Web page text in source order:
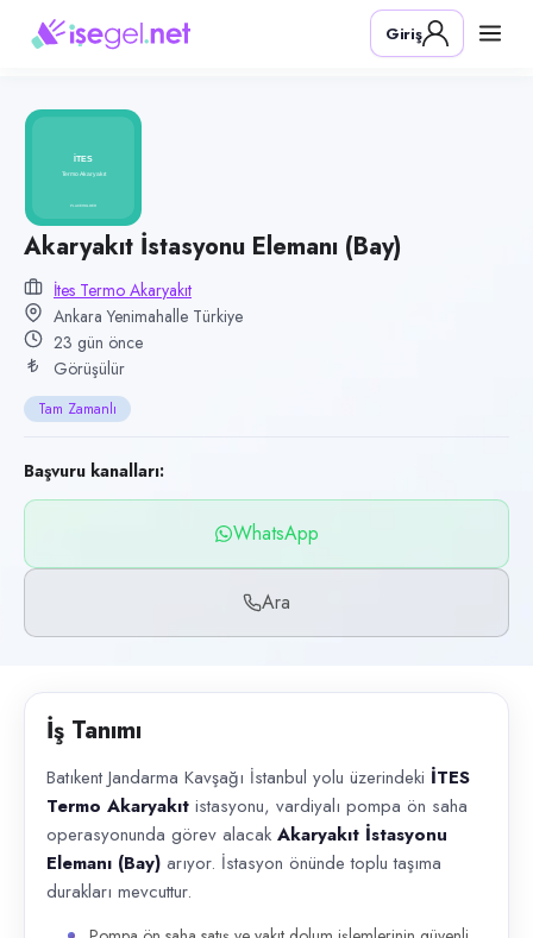
Pozisyon
Akaryakıt İstasyonu Elemanı (Bay)
İTES Termo Akaryakıt
Kategori
Perakende & Mağazacılık
Konum
Yenimahalle, Ankara
Çalışma şekli
Tam Zamanlı
Yayın tarihi
15 Temmuz 2026
Son geçerlilik
13 Ekim 2026
WhatsApp, Telefon
İlan açıklaması
Giriş
Akaryakıt İstasyonu Elemanı (Bay)
İtes Termo Akaryakıt
Ankara Yenimahalle Türkiye
23 gün önce
Görüşülür
Tam Zamanlı
Başvuru kanalları:
WhatsApp
Ara
İş Tanımı
Batıkent Jandarma Kavşağı İstanbul yolu üzerindeki İTES
Termo Akaryakıt istasyonu, vardiyalı pompa ön saha
operasyonunda görev alacak Akaryakıt İstasyonu
Elemanı (Bay) arıyor. İstasyon önünde toplu taşıma
durakları mevcuttur.